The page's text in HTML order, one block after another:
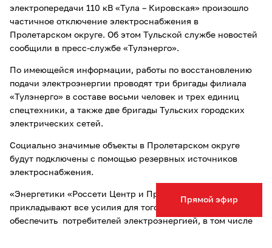
Прямой эфир
электропередачи 110 кВ «Тула – Кировская» произошло
частичное отключение электроснабжения в
Пролетарском округе. Об этом Тульской службе новостей
сообщили в пресс-службе «Тулэнерго».
По имеющейся информации, работы по восстановлению
подачи электроэнергии проводят три бригады филиала
«Тулэнерго» в составе восьми человек и трех единиц
спецтехники, а также две бригады Тульских городских
электрических сетей.
Социально значимые объекты в Пролетарском округе
будут подключены с помощью резервных источников
электроснабжения.
«Энергетики «Россети Центр и Приволжье» - «Тулэнерго»
прикладывают все усилия для того, чтобы оперативно
обеспечить потребителей электроэнергией, в том числе